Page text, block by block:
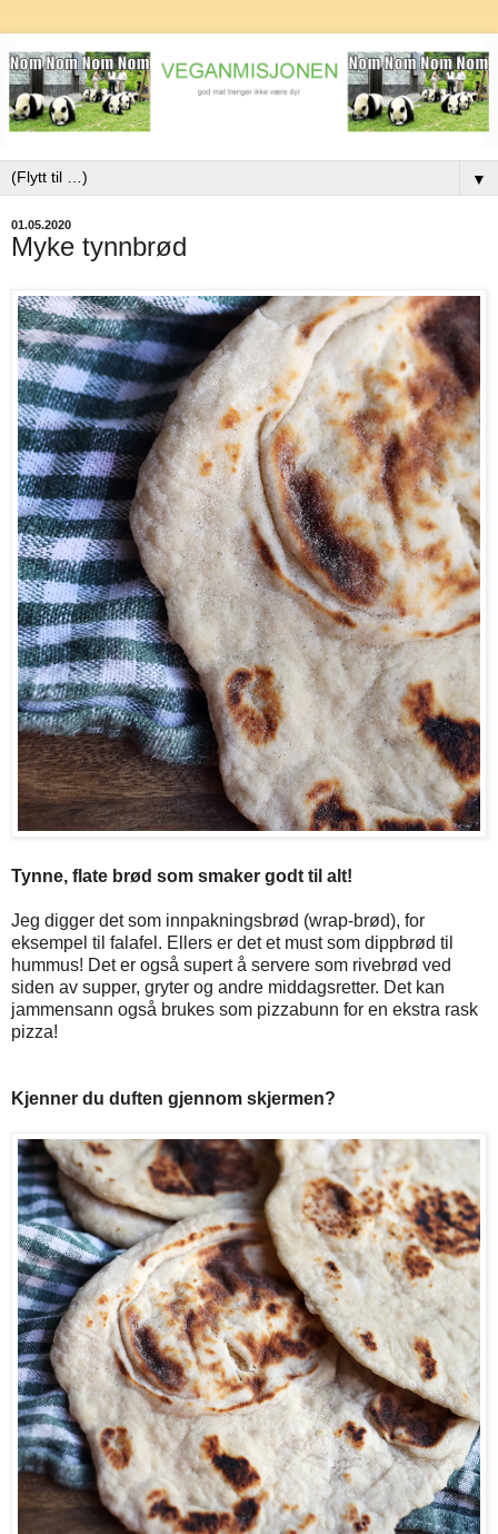
▼
01.05.2020
Myke tynnbrød
Tynne, flate brød som smaker godt til alt!
Jeg digger det som innpakningsbrød (wrap-brød), for
eksempel til falafel. Ellers er det et must som dippbrød til
hummus! Det er også supert å servere som rivebrød ved
siden av supper, gryter og andre middagsretter. Det kan
jammensann også brukes som pizzabunn for en ekstra rask
pizza!
Kjenner du duften gjennom skjermen?